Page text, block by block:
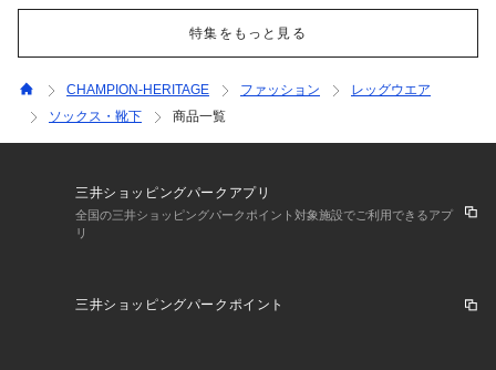
特集をもっと見る
CHAMPION-HERITAGE ファッション
レッグウエア
ソックス・靴下
商品一覧
三井ショッピングパークアプリ
全国の三井ショッピングパークポイント対象施設でご利用できるアプ
リ
三井ショッピングパークポイント